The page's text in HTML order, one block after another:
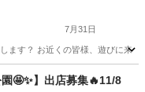
7月31日
ます？ お近くの皆様、遊びに来
シェ
園🤩✨】出店募集🔥11/8